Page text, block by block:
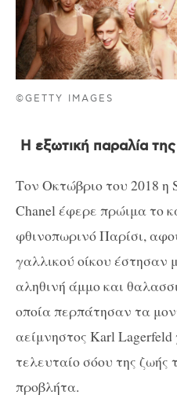
©GETTY IMAGES
Η εξωτική παραλία
Τον Οκτώβριο του 2018 η
Chanel έφερε πρώιμα το
φθινοπωρινό Παρίσι,
γαλλικού οίκου
αληθινή άμμο και
οποία περπάτησαν τα
αείμνηστος Karl Lagerfeld
τελευταίο σόου της ζωής
προβλήτα.